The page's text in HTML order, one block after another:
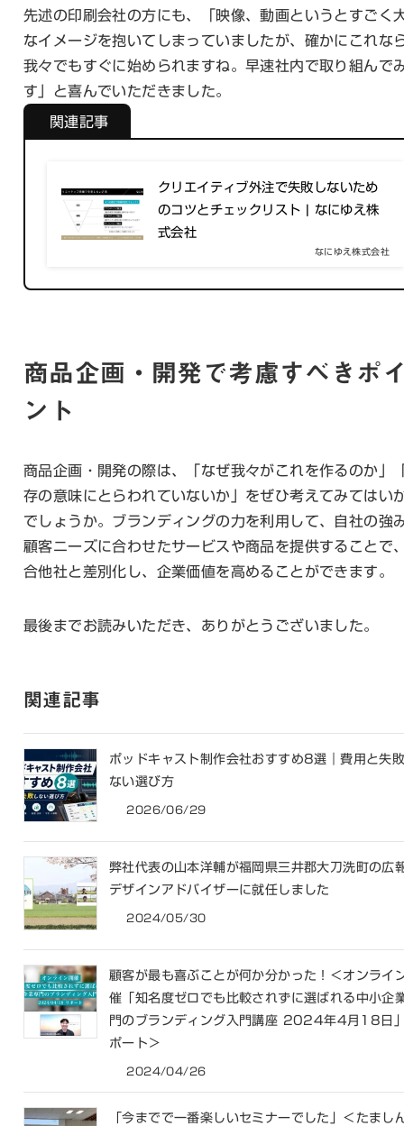
先述の印刷会社の方にも、「映像、動画というとすごく
なイメージを抱いてしまっていましたが、確かにこれな
我々でもすぐに始められますね。早速社内で取り組んで
す」と喜んでいただきました。
関連記事
クリエイティブ外注で失敗しないため
のコツとチェックリスト | なにゆえ株
式会社
なにゆえ株式会社
商品企画・開発で考慮すべきポ
ント
商品企画・開発の際は、「なぜ我々がこれを作るのか」
存の意味にとらわれていないか」をぜひ考えてみてはい
でしょうか。ブランディングの力を利用して、自社の強
顧客ニーズに合わせたサービスや商品を提供することで
合他社と差別化し、企業価値を高めることができます。
最後までお読みいただき、ありがとうございました。
関連記事
ポッドキャスト制作会社おすすめ8選｜費用と失
ない選び方
2026/06/29
弊社代表の山本洋輔が福岡県三井郡大刀洗町の広
デザインアドバイザーに就任しました
2024/05/30
顧客が最も喜ぶことが何か分かった！＜オンライ
催「知名度ゼロでも比較されずに選ばれる中小企
門のブランディング入門講座 2024年4月18日
ポート＞
2024/04/26
「今までで一番楽しいセミナーでした」＜たまし